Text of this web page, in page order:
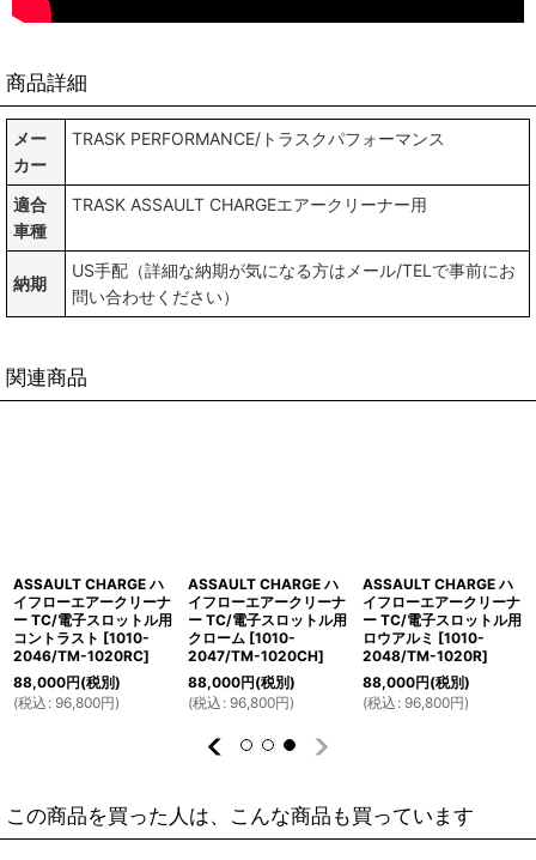
商品詳細
メー
カー
TRASK PERFORMANCE/トラスクパフォーマンス
適合
車種
TRASK ASSAULT CHARGEエアークリーナー用
納期
US手配（詳細な納期が気になる方はメール/TELで事前にお
問い合わせください）
関連商品
ASSAULT CHARGE ハ
イフローエアークリーナ
ー TC/電子スロットル用
コントラスト [1010-
2046/TM-1020RC]
88,000円(税別)
(税込 : 96,800円)
ASSAULT CHARGE ハ
イフローエアークリーナ
ー TC/電子スロットル用
クローム [1010-
2047/TM-1020CH]
88,000円(税別)
(税込 : 96,800円)
ASSAULT CHARGE ハ
イフローエアークリーナ
ー TC/電子スロットル用
ロウアルミ [1010-
2048/TM-1020R]
88,000円(税別)
(税込 : 96,800円)
この商品を買った人は、こんな商品も買っています